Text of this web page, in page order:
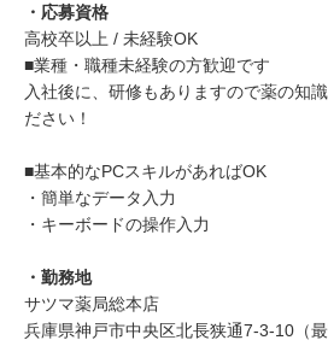
・応募資格
高校卒以上 / 未経験OK
■業種・職種未経験の方歓迎です
入社後に、研修もありますので薬の知
ださい！
■基本的なPCスキルがあればOK
・簡単なデータ入力
・キーボードの操作入力
・勤務地
サツマ薬局総本店
兵庫県神戸市中央区北長狭通7-3-10（